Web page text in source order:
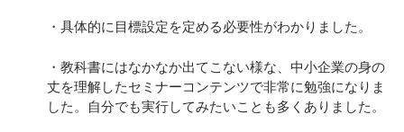
・具体的に目標設定を定める必要性がわかりました。
・教科書にはなかなか出てこない様な、中小企業の身の
丈を理解したセミナーコンテンツで非常に勉強になりま
した。自分でも実行してみたいことも多くありました。